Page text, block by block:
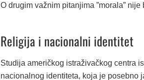
O drugim važnim pitanjima ”morala” nije
Religija i nacionalni identitet
Studija američkog istraživačkog centra
nacionalnog identiteta, koja je posebno